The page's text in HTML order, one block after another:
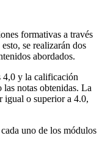
formativas a través
se realizarán dos
abordados.
4,0 y la calificación
notas obtenidas. La
igual o superior a 4.0,
uno de los módulos